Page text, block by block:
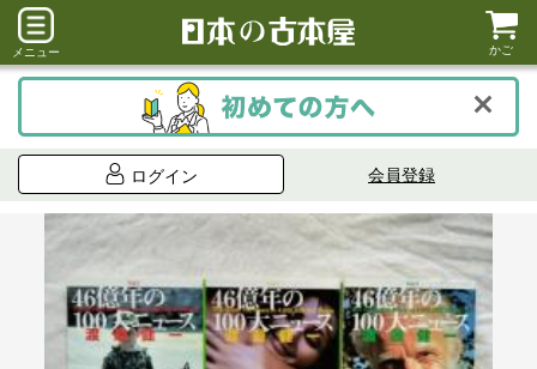
メニュー かご
ログイン 会員登録